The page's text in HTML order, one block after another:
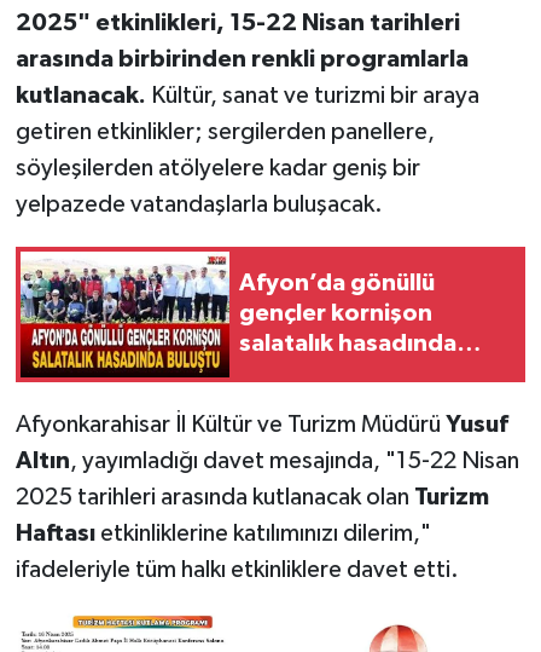
2025" etkinlikleri, 15-22 Nisan tarihleri
arasında birbirinden renkli programlarla
kutlanacak. Kültür, sanat ve turizmi bir araya
getiren etkinlikler; sergilerden panellere,
söyleşilerden atölyelere kadar geniş bir
yelpazede vatandaşlarla buluşacak.
Afyon’da gönüllü
gençler kornişon
salatalık hasadında
Afyonkarahisar İl Kültür ve Turizm Müdürü Yusuf
Altın, yayımladığı davet mesajında, "15-22 Nisan
2025 tarihleri arasında kutlanacak olan Turizm
Haftasıetkinliklerine katılımınızı dilerim,"
ifadeleriyle tüm halkı etkinliklere davet etti.